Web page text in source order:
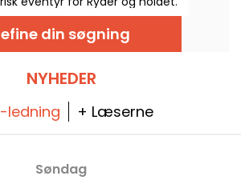
din søgning
NYHEDER
ledning + Læserne
Søndag